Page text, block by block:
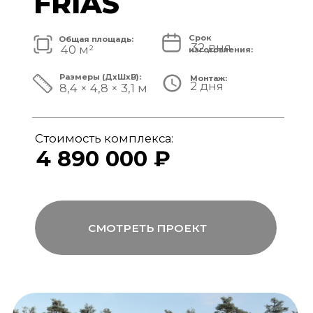
модульный банный комплекс
5 820 000 ₽
СМОТРЕТЬ ПРОЕКТ